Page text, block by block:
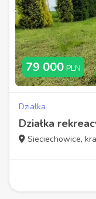
79 000 PLN
Działka
Działka
Sieciechowice,